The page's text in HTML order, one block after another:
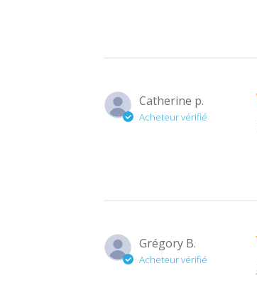
Catherine p.
Acheteur vérifié
Grégory B.
Acheteur vérifié